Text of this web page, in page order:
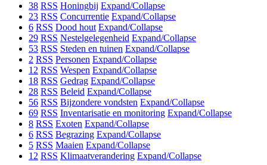
38 RSS Honingbij Expand/Collapse
23 RSS Concurrentie Expand/Collapse
6 RSS Dood hout Expand/Collapse
29 RSS Nestelgelegenheid Expand/Collapse
53 RSS Steden en tuinen Expand/Collapse
2 RSS Personen Expand/Collapse
12 RSS Wespen Expand/Collapse
18 RSS Gedrag Expand/Collapse
28 RSS Beleid Expand/Collapse
56 RSS Bijzondere vondsten Expand/Collapse
69 RSS Inventarisatie en monitoring Expand/Collapse
8 RSS Exoten Expand/Collapse
6 RSS Begrazing Expand/Collapse
5 RSS Maaien Expand/Collapse
12 RSS Klimaatverandering Expand/Collapse